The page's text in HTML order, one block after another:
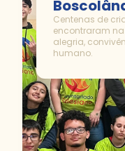
Centenas de
encontraram
alegria,
humano.